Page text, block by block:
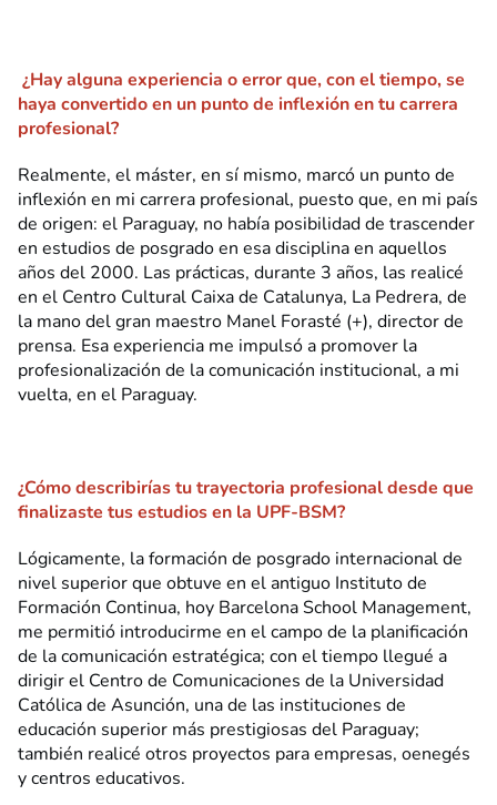
¿Hay alguna experiencia o error que, con el tiempo, se
haya convertido en un punto de inflexión en tu carrera
profesional?
Realmente, el máster, en sí mismo, marcó un punto de
inflexión en mi carrera profesional, puesto que, en mi país
de origen: el Paraguay, no había posibilidad de trascender
en estudios de posgrado en esa disciplina en aquellos
años del 2000. Las prácticas, durante 3 años, las realicé
en el Centro Cultural Caixa de Catalunya, La Pedrera, de
la mano del gran maestro Manel Forasté (+), director de
prensa. Esa experiencia me impulsó a promover la
profesionalización de la comunicación institucional, a mi
vuelta, en el Paraguay.
¿Cómo describirías tu trayectoria profesional desde que
finalizaste tus estudios en la UPF-BSM?
Lógicamente, la formación de posgrado internacional de
nivel superior que obtuve en el antiguo Instituto de
Formación Continua, hoy Barcelona School Management,
me permitió introducirme en el campo de la planificación
de la comunicación estratégica; con el tiempo llegué a
dirigir el Centro de Comunicaciones de la Universidad
Católica de Asunción, una de las instituciones de
educación superior más prestigiosas del Paraguay;
también realicé otros proyectos para empresas, oenegés
y centros educativos.